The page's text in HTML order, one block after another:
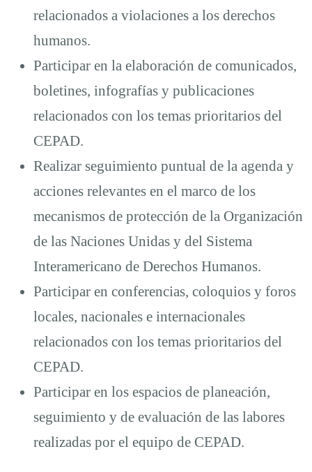
relacionados a violaciones a los derechos
humanos.
Participar en la elaboración de comunicados,
boletines, infografías y publicaciones
relacionados con los temas prioritarios del
CEPAD.
Realizar seguimiento puntual de la agenda y
acciones relevantes en el marco de los
mecanismos de protección de la Organización
de las Naciones Unidas y del Sistema
Interamericano de Derechos Humanos.
Participar en conferencias, coloquios y foros
locales, nacionales e internacionales
relacionados con los temas prioritarios del
CEPAD.
Participar en los espacios de planeación,
seguimiento y de evaluación de las labores
realizadas por el equipo de CEPAD.